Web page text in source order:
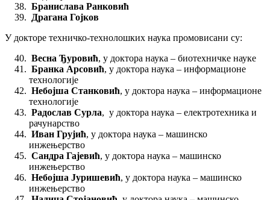
Бранислава Ранковић
Драгана Гојков
У докторе техничко-технолошких наука промовисани су:
Весна Ђуровић, у доктора наука – биотехничке науке
Бранка Арсовић, у доктора наука – информационе
технологије
Небојша Станковић, у доктора наука – информационе
технологије
Радослав Сурла, у доктора наука – електротехника и
рачунарство
Иван Грујић, у доктора наука – машинско
инжењерствo
Сандра Гајевић, у доктора наука – машинско
инжењерствo
Небојша Јуришевић, у доктора наука – машинско
инжењерствo